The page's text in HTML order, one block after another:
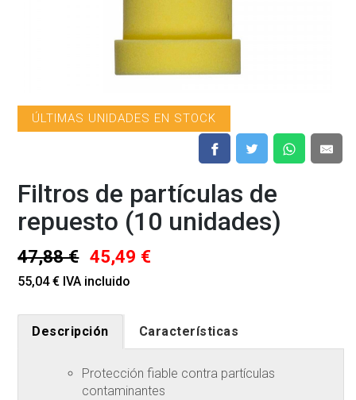
ÚLTIMAS UNIDADES EN STOCK
Filtros de partículas de
repuesto (10 unidades)
47,88 € 45,49 €
55,04 € IVA incluido
Descripción Características
Protección fiable contra partículas
contaminantes